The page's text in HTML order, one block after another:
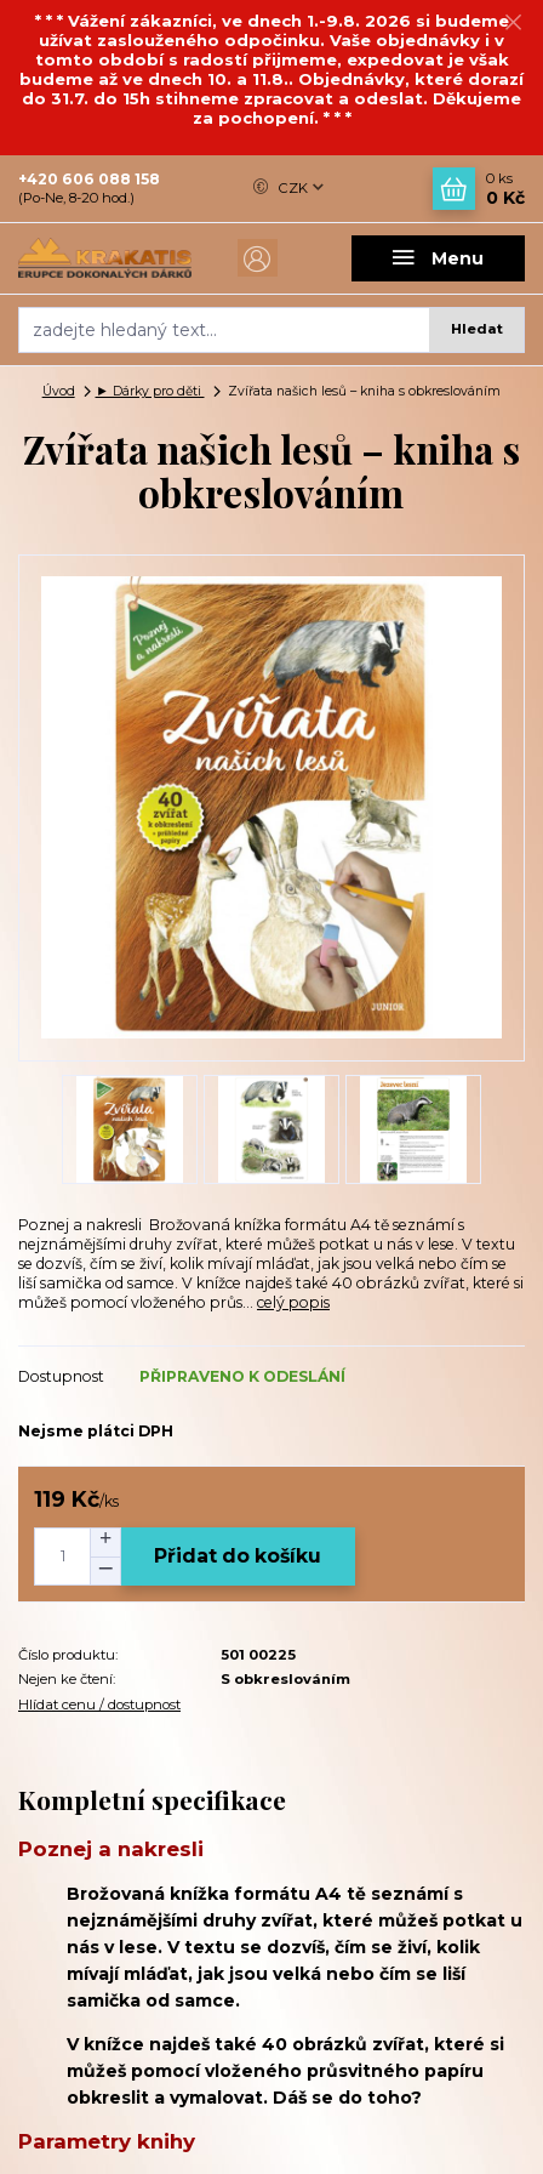
* * * Vážení zákazníci, ve dnech 1.-9.8. 2026 si budeme
užívat zaslouženého odpočinku. Vaše objednávky i v
tomto období s radostí přijmeme, expedovat je však
budeme až ve dnech 10. a 11.8.. Objednávky, které dorazí
do 31.7. do 15h stihneme zpracovat a odeslat. Děkujeme
za pochopení. * * *
Menu
CZK
Hledat
+420 606 088 158
(Po-Ne, 8-20 hod.)
0 ks
0 Kč
Úvod ► Dárky pro děti Zvířata našich lesů – kniha s obkreslováním
Zvířata našich lesů – kniha s
obkreslováním
Poznej a nakresli Brožovaná knížka formátu A4 tě seznámí s
nejznámějšími druhy zvířat, které můžeš potkat u nás v lese. V textu
se dozvíš, čím se živí, kolik mívají mláďat, jak jsou velká nebo čím se
liší samička od samce. V knížce najdeš také 40 obrázků zvířat, které si
můžeš pomocí vloženého průs... celý popis
Dostupnost PŘIPRAVENO K ODESLÁNÍ
Nejsme plátci DPH
119 Kč/ks
Přidat do košíku
Číslo produktu:
501 00225
Nejen ke čtení:
S obkreslováním
Hlídat cenu / dostupnost
Kompletní specifikace
Poznej a nakresli
Brožovaná knížka formátu A4 tě seznámí s
nejznámějšími druhy zvířat, které můžeš potkat u
nás v lese. V textu se dozvíš, čím se živí, kolik
mívají mláďat, jak jsou velká nebo čím se liší
samička od samce.
V knížce najdeš také 40 obrázků zvířat, které si
můžeš pomocí vloženého průsvitného papíru
obkreslit a vymalovat. Dáš se do toho?
Parametry knihy